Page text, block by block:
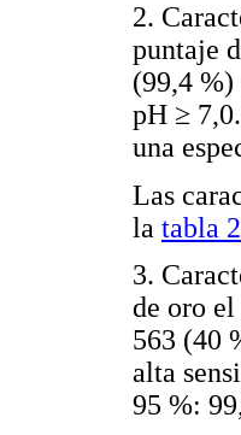
2.
puntaje
(99,4
pH ≥
una
Las
la tabla 2
3.
de oro
563 (40
alta
95 %: